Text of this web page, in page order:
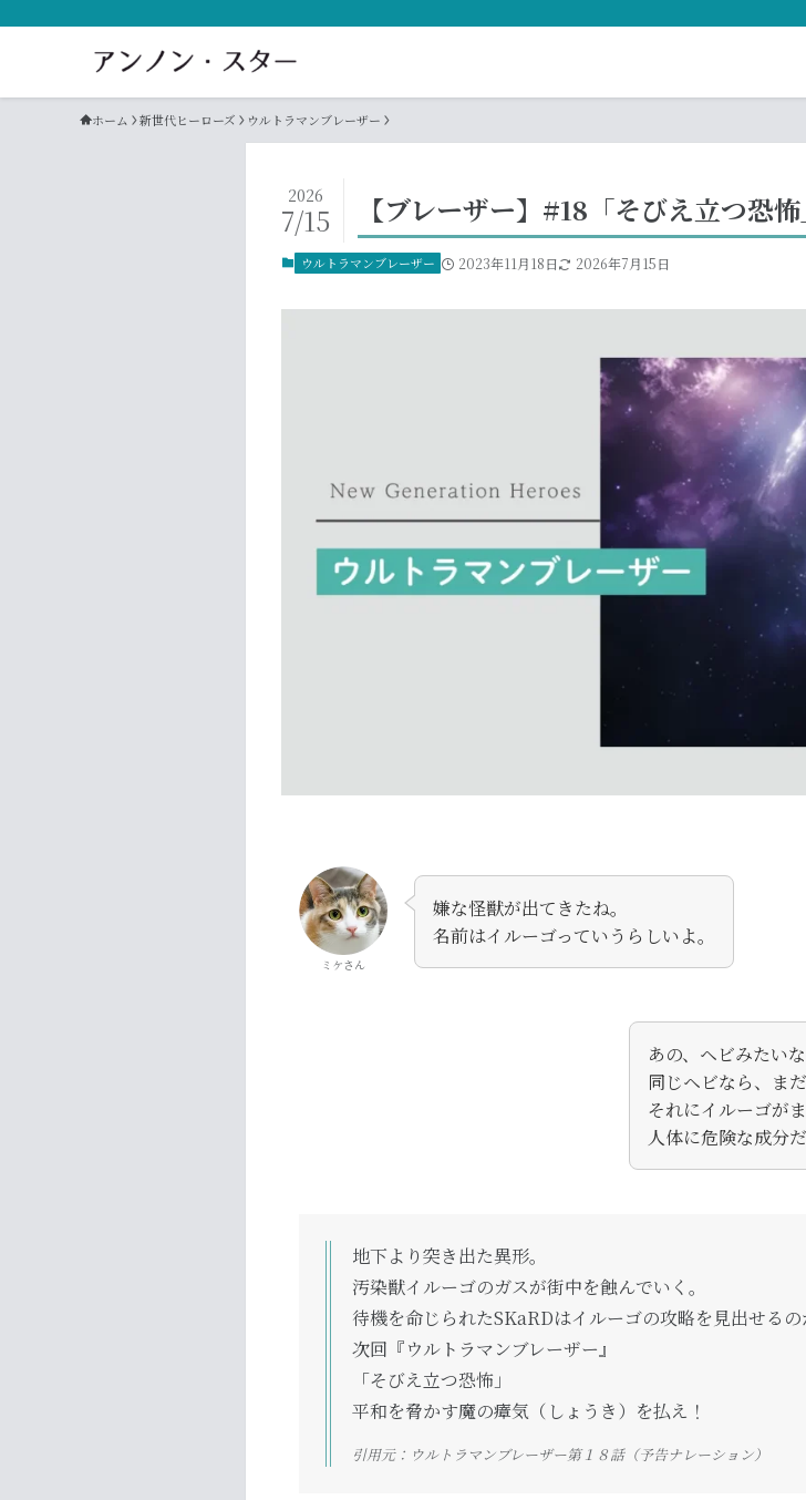
ホーム 新世代ヒーローズ ウルトラマンブレーザー
【ブレーザー】#18「そびえ立つ恐
2026
7/15
ウルトラマンブレーザー 2023年11月18日 2026年7月15日
ミケさん
嫌な怪獣が出てきたね。
名前はイルーゴっていうらしいよ。
あの、ヘビみたいな
同じヘビなら、ま
それにイルーゴが
人体に危険な成分
地下より突き出た異形。
汚染獣イルーゴのガスが街中を蝕んでいく。
待機を命じられたSKaRDはイルーゴの攻略を見出せるの
次回『ウルトラマンブレーザー』
「そびえ立つ恐怖」
平和を脅かす魔の瘴気（しょうき）を払え！
引用元：ウルトラマンブレーザー第１８話（予告ナレーション）